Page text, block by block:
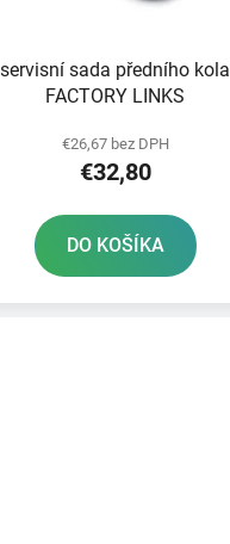
servisní sada předního kola
FACTORY LINKS
€26,67 bez DPH
€32,80
DO KOŠÍKA